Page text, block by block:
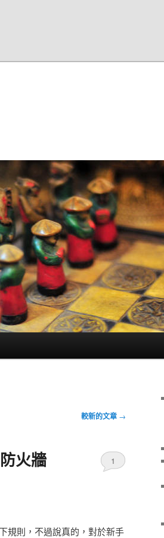
較新的文章 →
火牆
1
規則，不過說真的，對於新手